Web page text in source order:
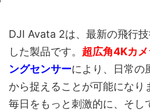
DJI Avata 2は、最新の飛行
した製品です。 超広角4Kカメ
ングセンサーにより、日常の
から捉えることが可能になり
毎日をもっと刺激的に、そし